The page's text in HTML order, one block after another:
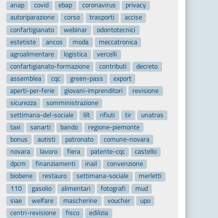
anap
covid ebap coronavirus
privacy
autoriparazione
corso trasporti
accise
confartigianato
webinar
odontotecnici
estetiste
ancos moda
meccatronica
agroalimentare
logistica
vercelli
confartigianato-formazione
contributi
decreto
assemblea
cqc green-pass
export
aperti-per-ferie
giovani-imprenditori
revisione
sicurezza
somministrazione
settimana-del-sociale
lilt rifiuti tir
unatras
taxi
sanarti bando
regione-piemonte
bonus
autisti patronato
comune-novara
novara
lavoro fiera patente-cqc
castello
dpcm
finanziamenti inail
convenzione
biobene
restauro settimana-sociale
merletti
110
gasolio alimentari fotografi
mud
siae
welfare mascherine voucher
upo
centri-revisione
fisco
edilizia